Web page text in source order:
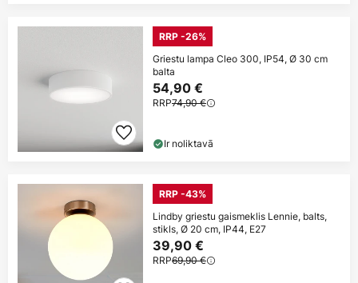
RRP -26%
Griestu lampa Cleo 300, IP54, Ø 30 cm
balta
54,90 €
RRP74,90 €
Ir noliktavā
RRP -43%
Lindby griestu gaismeklis Lennie, balts,
stikls, Ø 20 cm, IP44, E27
39,90 €
RRP69,90 €